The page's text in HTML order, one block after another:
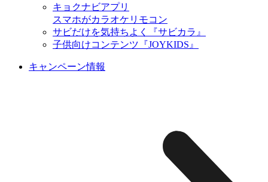
キョクナビアプリ
スマホがカラオケリモコン
サビだけを気持ちよく『サビカラ』
子供向けコンテンツ『JOYKIDS』
キャンペーン情報